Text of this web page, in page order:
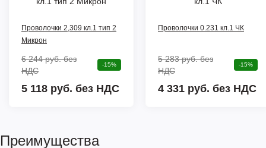
Проволочки 2,309 кл.1 тип 2
Микрон
6 244 руб.без
НДС
-15%
5 118 руб. без НДС
Проволочки 0.231 кл.1 ЧК
5 283 руб.без
НДС
-15%
4 331 руб. без НДС
Преимущества